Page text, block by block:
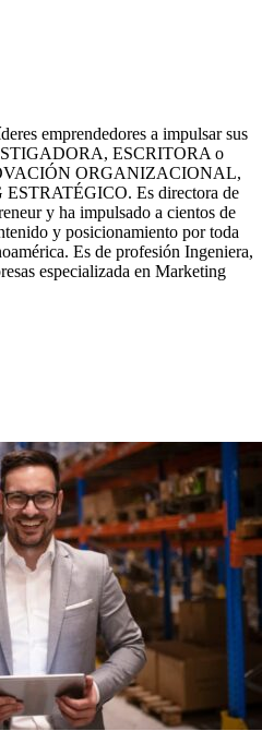
emprendedores a impulsar sus
ESCRITORA o
ORGANIZACIONAL,
Es directora de
y ha impulsado a cientos de
y posicionamiento por toda
Es de profesión Ingeniera,
especializada en Marketing